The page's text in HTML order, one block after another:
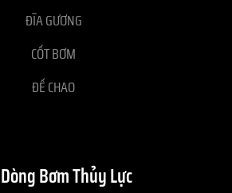
ĐĨA GƯƠNG
CỐT BƠM
ĐẾ CHAO
Bơm Thủy Lực